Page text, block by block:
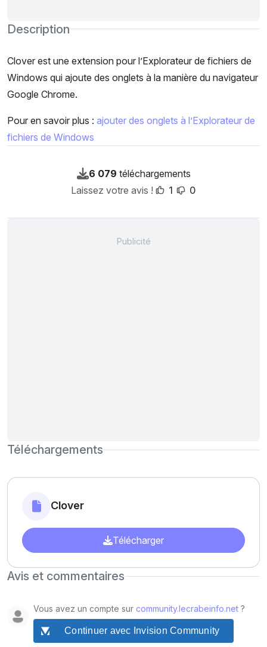
Description
Clover est une extension pour l’Explorateur de fichiers de
Windows qui ajoute des onglets à la manière du navigateur
Google Chrome.
Pour en savoir plus : ajouter des onglets à l’Explorateur de
fichiers de Windows
6 079 téléchargements
Laissez votre avis !
1 0
Téléchargements
Clover
Télécharger
Avis et commentaires
Vous avez un compte sur community.lecrabeinfo.net ?
Continuer avec Invision Community